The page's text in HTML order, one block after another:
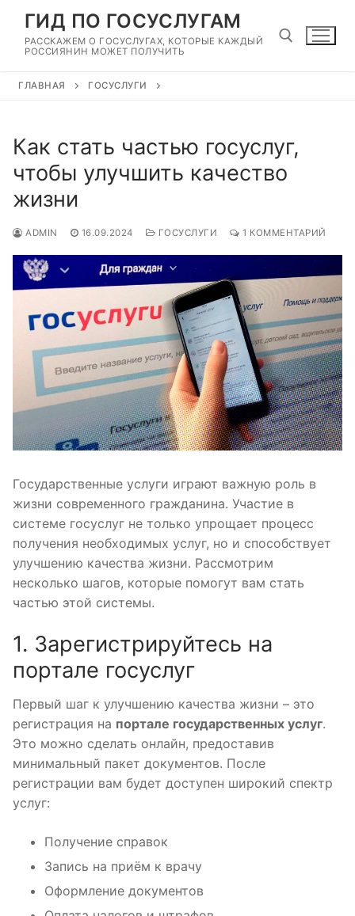
Перейти
содержимому
ГИД ПО ГОСУСЛУГАМ
РАССКАЖЕМ О ГОСУСЛУГАХ, КОТОРЫЕ КАЖДЫЙ
РОССИЯНИН МОЖЕТ ПОЛУЧИТЬ
ГЛАВНАЯ ГОСУСЛУГИ
Как стать частью госуслуг,
чтобы улучшить качество
жизни
ADMIN 16.09.2024 ГОСУСЛУГИ 1 КОММЕНТАРИЙ
Государственные услуги играют важную роль в
жизни современного гражданина. Участие в
системе госуслуг не только упрощает процесс
получения необходимых услуг, но и способствует
улучшению качества жизни. Рассмотрим
несколько шагов, которые помогут вам стать
частью этой системы.
1. Зарегистрируйтесь на
портале госуслуг
Первый шаг к улучшению качества жизни – это
регистрация на портале государственных услуг.
Это можно сделать онлайн, предоставив
минимальный пакет документов. После
регистрации вам будет доступен широкий спектр
услуг:
Получение справок
Запись на приём к врачу
Оформление документов